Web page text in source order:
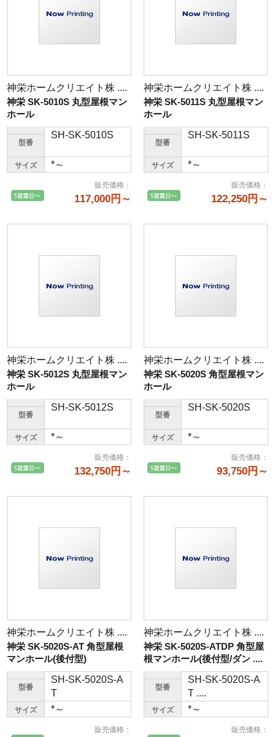
神栄ホームクリエイト株 ....
神栄 SK-5010S 丸型屋根マン
ホール
型番
SH-SK-5010S
サイズ *～
販売価格 ：
117,000円～
神栄ホームクリエイト株 ....
神栄 SK-5011S 丸型屋根マン
ホール
型番
SH-SK-5011S
サイズ *～
販売価格 ：
122,250円～
神栄ホームクリエイト株 ....
神栄 SK-5012S 丸型屋根マン
ホール
型番
SH-SK-5012S
サイズ *～
販売価格 ：
132,750円～
神栄ホームクリエイト株 ....
神栄 SK-5020S 角型屋根マン
ホール
型番
SH-SK-5020S
サイズ *～
販売価格 ：
93,750円～
神栄ホームクリエイト株 ....
神栄 SK-5020S-AT 角型屋根
マンホール(後付型)
型番
SH-SK-5020S-A
T
サイズ *～
販売価格 ：
神栄ホームクリエイト株 ....
神栄 SK-5020S-ATDP 角型屋
根マンホール(後付型/ダン ....
型番
SH-SK-5020S-A
T ....
サイズ *～
販売価格 ：